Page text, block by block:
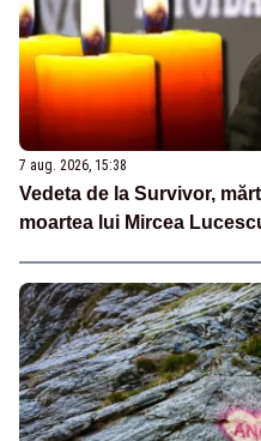
7 aug. 2026, 15:38
Vedeta de la Survivor,
moartea lui Mircea